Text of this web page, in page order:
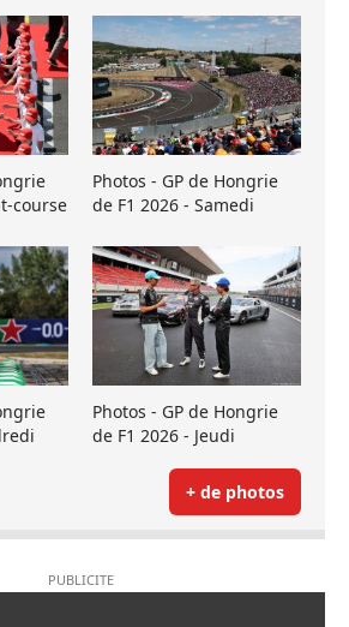
course
Photos - GP de Hongrie
de F1 2026 - Samedi
Photos - GP de Hongrie
de F1 2026 - Jeudi
+ de photos